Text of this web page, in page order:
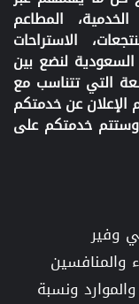
المطاعم
الاستراحات
السعودية لنضع بين
التي تتناسب مع
الإعلان عن خدمتكم
خدمتكم على
وفير
والمنافسين
ونسبة